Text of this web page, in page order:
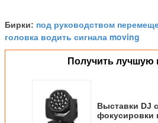
Бирки: под руководством
головка водить сигнала moving
Получить лучшую
Выставки DJ
фокусировки